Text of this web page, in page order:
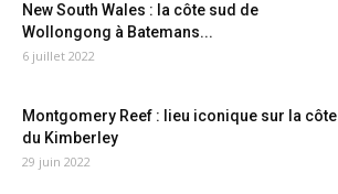
New South Wales : la côte sud de
Wollongong à Batemans...
6 juillet 2022
Montgomery Reef : lieu iconique sur la côte
du Kimberley
29 juin 2022